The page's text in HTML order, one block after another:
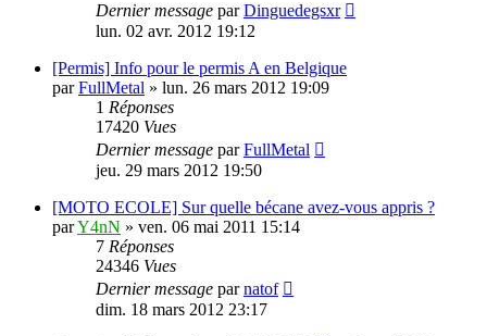
Dernier message parDinguedegsxr
lun. 02 avr. 2012 19:12
[Permis] Info pour le permis A en Belgique
parFullMetal » lun. 26 mars 2012 19:09
1 Réponses
17420 Vues
Dernier message parFullMetal
jeu. 29 mars 2012 19:50
[MOTO ECOLE] Sur quelle bécane avez-vous appris ?
parY4nN » ven. 06 mai 2011 15:14
7 Réponses
24346 Vues
Dernier message parnatof
dim. 18 mars 2012 23:17